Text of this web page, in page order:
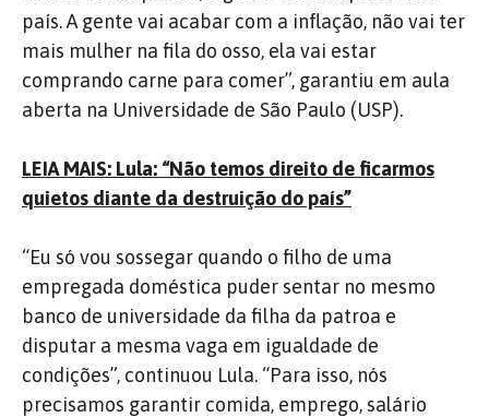
país. A gente vai acabar com a inflação, não vai ter
mais mulher na fila do osso, ela vai estar
comprando carne para comer”, garantiu em aula
aberta na Universidade de São Paulo (USP).
LEIA MAIS: Lula: “Não temos direito de ficarmos
quietos diante da destruição do país”
“Eu só vou sossegar quando o filho de uma
empregada doméstica puder sentar no mesmo
banco de universidade da filha da patroa e
disputar a mesma vaga em igualdade de
condições”, continuou Lula. “Para isso, nós
precisamos garantir comida, emprego, salário